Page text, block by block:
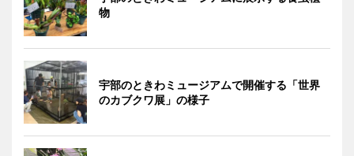
物
宇部のときわミュージアムで開催する「世界
のカブクワ展」の様子